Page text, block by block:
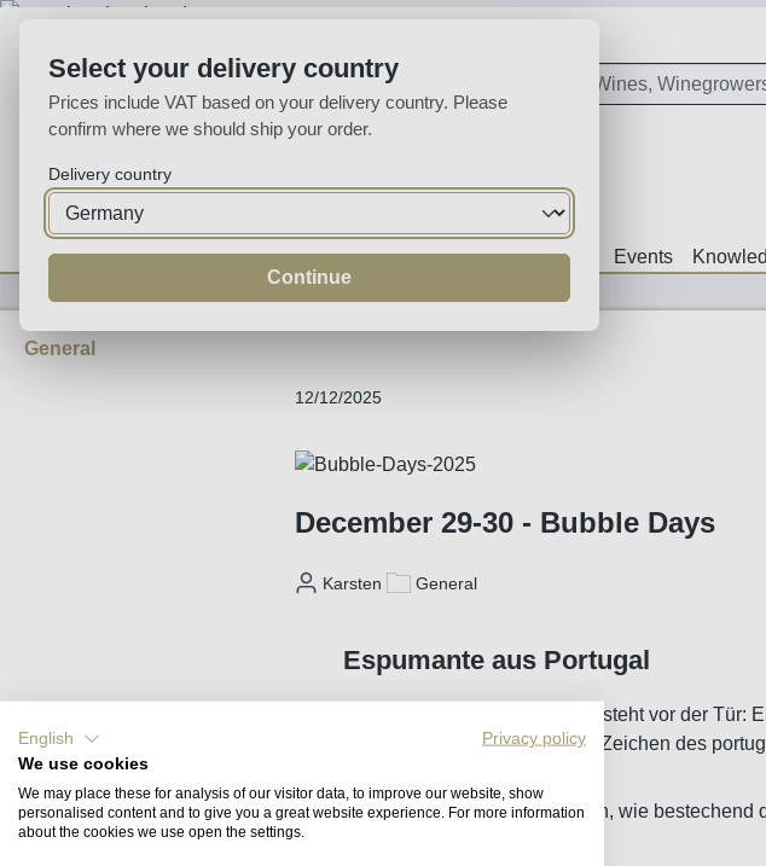
Home Wine Fortified Sparkling Spirits Specialities Offers Events
General
12/12/2025
December 29-30 - Bubble Days
Karsten General
Espumante aus Portugal
Es ist wieder soweit, Silvester steht vor der
veranstalten wir zwei Tage im Zeichen des
Nicht bloß, um Ihnen zu zeigen, wie bestechend
Select your delivery country
Prices include VAT based on your delivery country. Please
confirm where we should ship your order.
Delivery country
Continue
English
Privacy policy
We use cookies
We may place these for analysis of our visitor data, to improve our website, show
personalised content and to give you a great website experience. For more information
about the cookies we use open the settings.